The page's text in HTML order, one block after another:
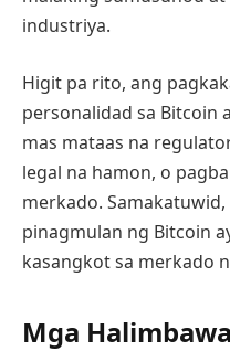
industriya.
Higit pa rito, ang
personalidad sa Bitcoin
mas mataas na
legal na hamon, o
merkado.
pinagmulan ng Bitcoin
kasangkot sa merkado
Mga